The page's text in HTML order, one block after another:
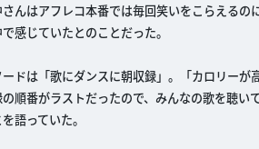
んはアフレコ本番では毎回笑いをこらえる
感じていたとのことだった。
ドは「歌にダンスに朝収録」。「カロリー
順番がラストだったので、みんなの歌を聴
語っていた。